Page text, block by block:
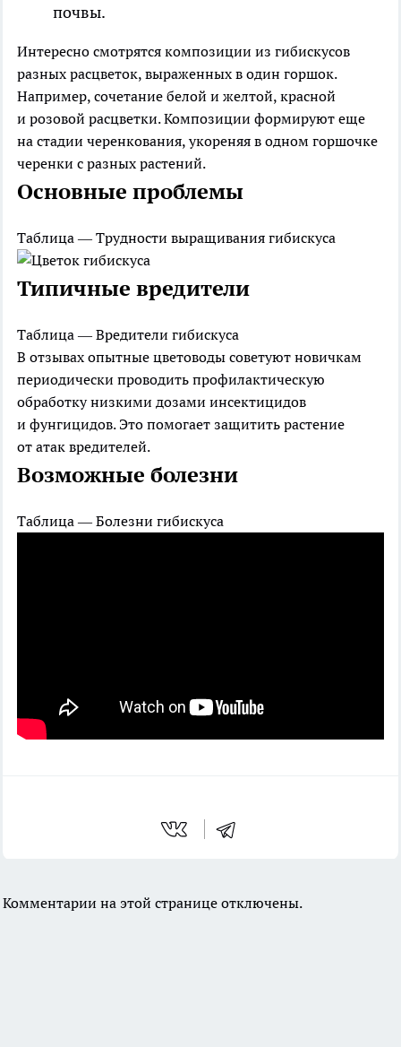
почвы.
Интересно смотрятся композиции из гибискусов
разных расцветок, выраженных в один горшок.
Например, сочетание белой и желтой, красной
и розовой расцветки. Композиции формируют еще
на стадии черенкования, укореняя в одном горшочке
черенки с разных растений.
Основные проблемы
Таблица — Трудности выращивания гибискуса
Типичные вредители
Таблица — Вредители гибискуса
В отзывах опытные цветоводы советуют новичкам
периодически проводить профилактическую
обработку низкими дозами инсектицидов
и фунгицидов. Это помогает защитить растение
от атак вредителей.
Возможные болезни
Таблица — Болезни гибискуса
Комментарии на этой странице отключены.